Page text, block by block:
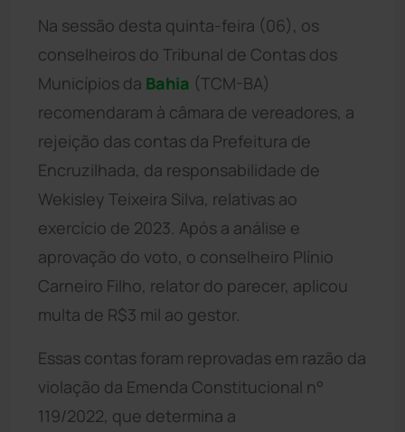
Na sessão desta quinta-feira (06), os
conselheiros do Tribunal de Contas dos
Municípios da Bahia (TCM-BA)
recomendaram à câmara de vereadores, a
rejeição das contas da Prefeitura de
Encruzilhada, da responsabilidade de
Wekisley Teixeira Silva, relativas ao
exercício de 2023. Após a análise e
aprovação do voto, o conselheiro Plínio
Carneiro Filho, relator do parecer, aplicou
multa de R$3 mil ao gestor.
Essas contas foram reprovadas em razão da
violação da Emenda Constitucional n°
119/2022, que determina a